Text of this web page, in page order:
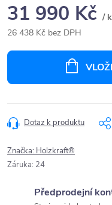
31 990 Kč /
26 438 Kč bez DPH
Dotaz k produktu
Značka: Holzkraft®
Záruka: 24
Předprodejní